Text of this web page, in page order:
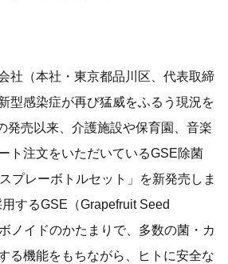
社（本社・東京都品川区、代表取締
型感染症が再び猛威をふるう現況を
発売以来、介護施設や保育園、音楽
ト注文をいただいているGSE除菌
プレーボトルセット」を新発売しま
するGSE（Grapefruit Seed
ノイドのかたまりで、多数の菌・カ
る機能をもちながら、ヒトに安全な